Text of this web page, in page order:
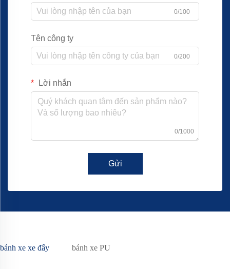
0/100
Tên công ty
0/200
Lời nhắn
0/1000
Gửi
bánh xe xe đẩy bánh xe PU